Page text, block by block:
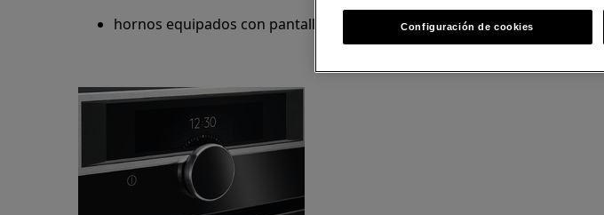
hornos equipados con pantalla y la siguiente perilla giratoria
Configuración de cookies